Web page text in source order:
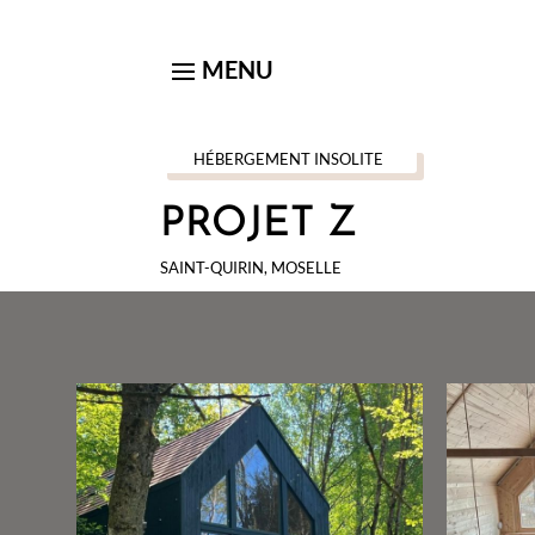
HÉBERGEMENT INSOLITE
PROJET Z
SAINT-QUIRIN, MOSELLE